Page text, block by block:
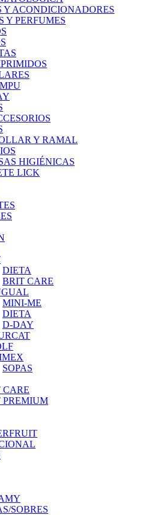
Y ACONDICIONADORES
Y PERFUMES
Y RAMAL
HIGIÉNICAS
LICK
DIETA
BRIT CARE
MINI-ME
DIETA
D-DAY
SOPAS
CARE
PREMIUM
SOBRES